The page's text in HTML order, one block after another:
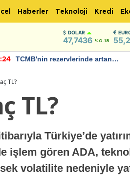
Haberler Teknoloji Kredi
DOLAR
47,7436 %0.18
TCMB'nin rezervlerinde artan
TL?
TL?
Türkiye’de
işlem gören ADA,
volatilite nedeniyle